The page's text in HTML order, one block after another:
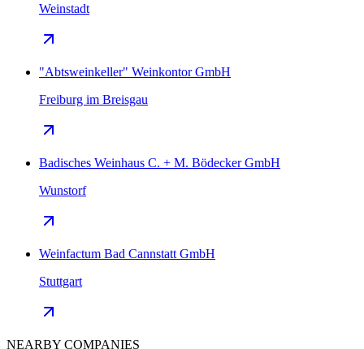
Weinstadt
"Abtsweinkeller" Weinkontor GmbH
Freiburg im Breisgau
Badisches Weinhaus C. + M. Bödecker GmbH
Wunstorf
Weinfactum Bad Cannstatt GmbH
Stuttgart
NEARBY COMPANIES